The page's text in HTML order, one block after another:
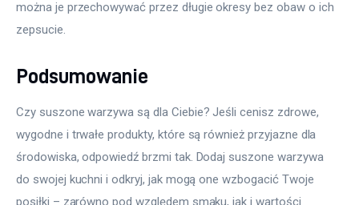
można je przechowywać przez długie okresy bez obaw o ich
zepsucie.
Podsumowanie
Czy suszone warzywa są dla Ciebie? Jeśli cenisz zdrowe,
wygodne i trwałe produkty, które są również przyjazne dla
środowiska, odpowiedź brzmi tak. Dodaj suszone warzywa
do swojej kuchni i odkryj, jak mogą one wzbogacić Twoje
posiłki – zarówno pod względem smaku, jak i wartości